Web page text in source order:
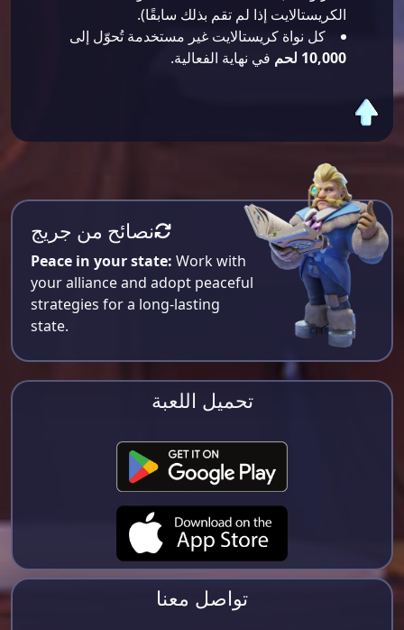
الكريستالايت إذا لم تقم بذلك سابقًا).
كل نواة كريستالايت غير مستخدمة تُحوّل إلى
10,000 لحم
في نهاية الفعالية.
نصائح من جريج
Peace in your state: Work with
your alliance and adopt peaceful
strategies for a long-lasting
state.
تحميل اللعبة
تواصل معنا